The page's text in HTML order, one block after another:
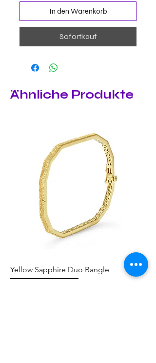
In den Warenkorb
Sofortkauf
Ähnliche Produkte
Yellow Sapphire Duo Bangle